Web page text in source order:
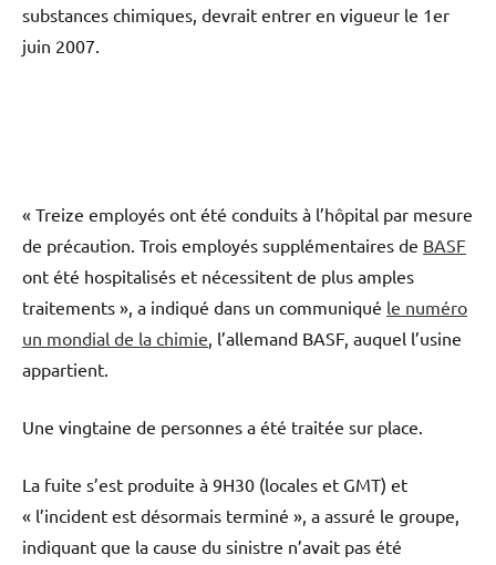
substances chimiques, devrait entrer en vigueur le 1er
juin 2007.
« Treize employés ont été conduits à l’hôpital par mesure
de précaution. Trois employés supplémentaires de BASF
ont été hospitalisés et nécessitent de plus amples
traitements », a indiqué dans un communiqué le numéro
un mondial de la chimie, l’allemand BASF, auquel l’usine
appartient.
Une vingtaine de personnes a été traitée sur place.
La fuite s’est produite à 9H30 (locales et GMT) et
« l’incident est désormais terminé », a assuré le groupe,
indiquant que la cause du sinistre n’avait pas été